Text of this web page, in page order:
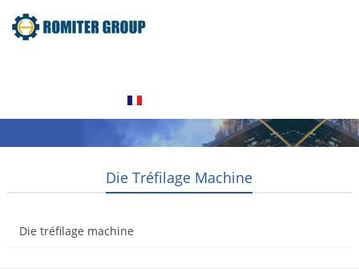
Die Tréfilage Machine
Die tréfilage machine